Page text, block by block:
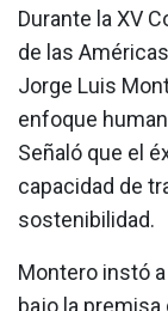
Durante la XV
de las
Jorge Luis
enfoque
Señaló que el
capacidad de
sostenibilidad.
Montero instó
bajo la